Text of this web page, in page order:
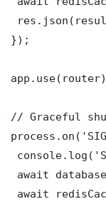
});
// Graceful
await
await